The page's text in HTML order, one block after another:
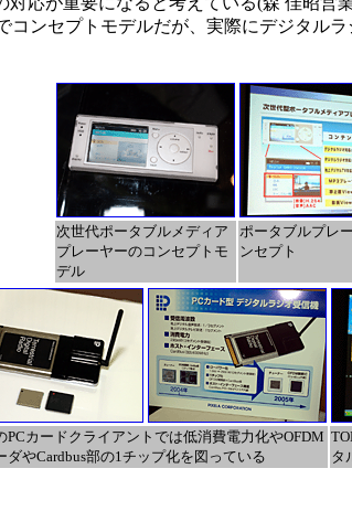
コンセプトモデルだが、実際にデジタル
次世代ポータブルメディア
プレーヤーのコンセプトモ
デル
ポータブルプレ
ンセプト
PCカードクライアントでは低消費電力化やOFDM
ダやCardbus部の1チップ化を図っている
タ